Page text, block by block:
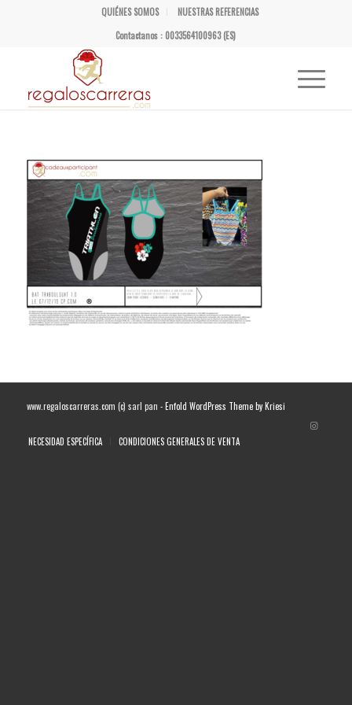
QUIÉNES SOMOS
NUESTRAS REFERENCIAS
Contactanos : 0033564100963 (ES)
www.regaloscarreras.com (c) sarl pan -Enfold WordPress Theme by Kriesi
NECESIDAD ESPECÍFICA CONDICIONES GENERALES DE VENTA